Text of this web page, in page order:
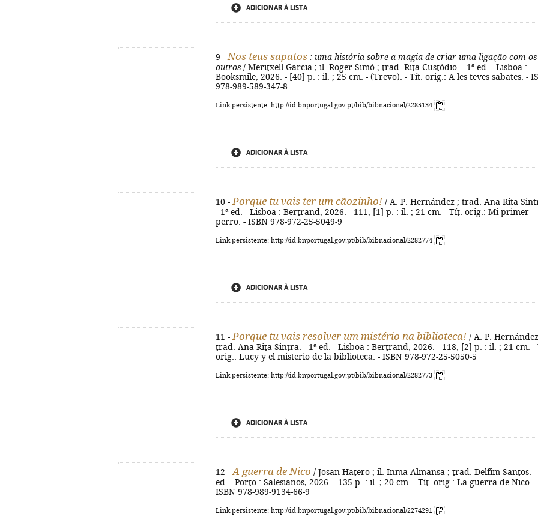
ADICIONAR À LISTA
9 - Nos teus sapatos : uma história sobre a magia de criar uma ligação com os
outros / Meritxell Garcia ; il. Roger Simó ; trad. Rita Custódio. - 1ª ed. - Lisboa :
Booksmile, 2026. - [40] p. : il. ; 25 cm. - (Trevo). - Tít. orig.: A les teves sabates. -
978-989-589-347-8
Link persistente: http://id.bnportugal.gov.pt/bib/bibnacional/2285134
ADICIONAR À LISTA
10 - Porque tu vais ter um cãozinho! / A. P. Hernández ; trad. Ana Rita
- 1ª ed. - Lisboa : Bertrand, 2026. - 111, [1] p. : il. ; 21 cm. - Tít. orig.: Mi primer
perro. - ISBN 978-972-25-5049-9
Link persistente: http://id.bnportugal.gov.pt/bib/bibnacional/2282774
ADICIONAR À LISTA
11 - Porque tu vais resolver um mistério na biblioteca! / A. P.
trad. Ana Rita Sintra. - 1ª ed. - Lisboa : Bertrand, 2026. - 118, [2] p. : il. ; 21 cm. -
orig.: Lucy y el misterio de la biblioteca. - ISBN 978-972-25-5050-5
Link persistente: http://id.bnportugal.gov.pt/bib/bibnacional/2282773
ADICIONAR À LISTA
12 - A guerra de Nico / Josan Hatero ; il. Inma Almansa ; trad. Delfim Santos. -
ed. - Porto : Salesianos, 2026. - 135 p. : il. ; 20 cm. - Tít. orig.: La guerra de Nico. -
ISBN 978-989-9134-66-9
Link persistente: http://id.bnportugal.gov.pt/bib/bibnacional/2274291